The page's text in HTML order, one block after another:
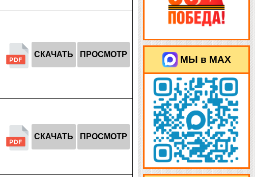
СКАЧАТЬ ПРОСМОТР
СКАЧАТЬ ПРОСМОТР
МЫ в MAX